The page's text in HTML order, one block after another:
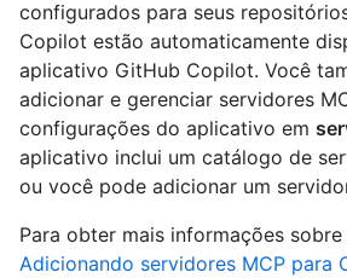
configurados para seus
Copilot estão automaticamente
aplicativo GitHub Copilot. Você
adicionar e gerenciar servidores
configurações do aplicativo em
aplicativo inclui um catálogo de
ou você pode adicionar um
Para obter mais informações
Adicionando servidores MCP para